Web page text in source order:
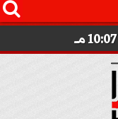
10:07 مـ